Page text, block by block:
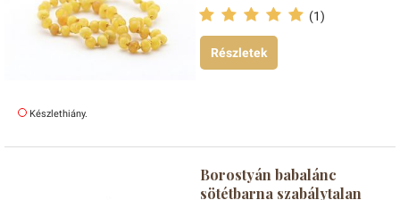
(1)
Részletek
Készlethiány.
Borostyán babalánc
sötétbarna szabálytalan